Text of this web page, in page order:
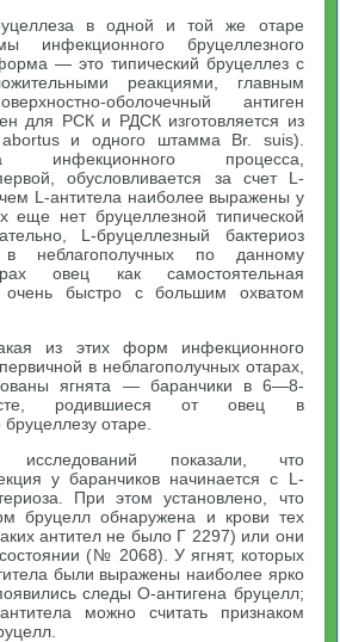
в одной и той же отаре
бруцеллезного
— это типический бруцеллез с
реакциями, главным
оболочечный антиген
для РСК и РДСК изготовляется из
и одного штамма Br. suis).
процесса,
обусловливается за счет L-
L-антитела наиболее выражены у
еще нет бруцеллезной типической
L-бруцеллезный бактериоз
в неблагополучных по данному
овец как самостоятельная
быстро с большим охватом
из этих форм инфекционного
в неблагополучных отарах,
ягнята — баранчики в 6—8-
родившиеся от овец в
отаре.
исследований показали, что
у баранчиков начинается с L-
При этом установлено, что
бруцелл обнаружена и крови тех
антител не было Г 2297) или они
(№ 2068). У ягнят, которых
были выражены наиболее ярко
следы О-антигена бруцелл;
можно считать признаком